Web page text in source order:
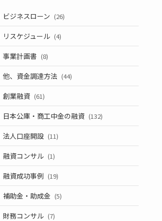
ビジネスローン (26)
リスケジュール (4)
事業計画書 (8)
他、資金調達方法 (44)
創業融資 (61)
日本公庫・商工中金の融資 (132)
法人口座開設 (11)
融資コンサル (1)
融資成功事例 (19)
補助金・助成金 (5)
財務コンサル (7)